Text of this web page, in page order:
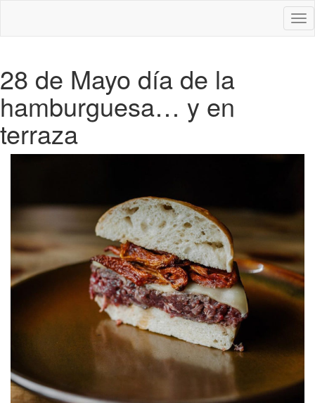
28 de Mayo día de la
hamburguesa… y en
terraza